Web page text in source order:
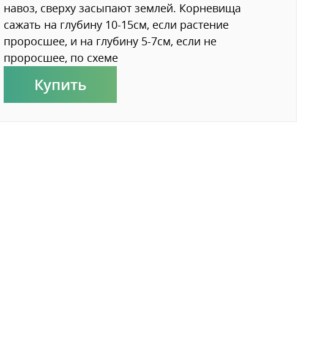
навоз, сверху засыпают землей. Корневища
сажать на глубину 10-15см, если растение
проросшее, и на глубину 5-7см, если не
проросшее, по схеме
Купить